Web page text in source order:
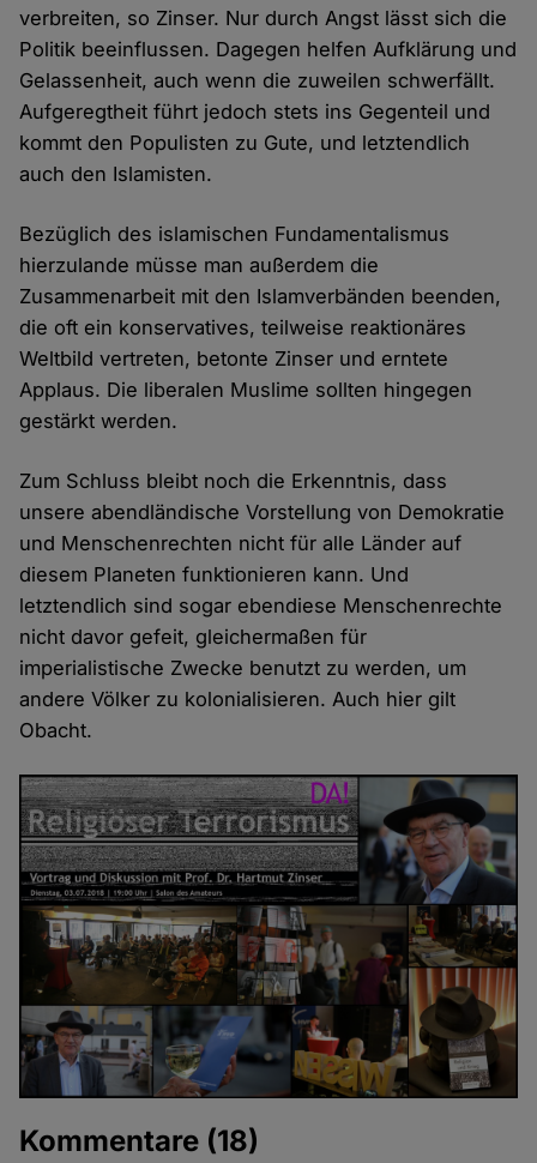
verbreiten, so Zinser. Nur durch Angst lässt sich die
Politik beeinflussen. Dagegen helfen Aufklärung und
Gelassenheit, auch wenn die zuweilen schwerfällt.
Aufgeregtheit führt jedoch stets ins Gegenteil und
kommt den Populisten zu Gute, und letztendlich
auch den Islamisten.
Bezüglich des islamischen Fundamentalismus
hierzulande müsse man außerdem die
Zusammenarbeit mit den Islamverbänden beenden,
die oft ein konservatives, teilweise reaktionäres
Weltbild vertreten, betonte Zinser und erntete
Applaus. Die liberalen Muslime sollten hingegen
gestärkt werden.
Zum Schluss bleibt noch die Erkenntnis, dass
unsere abendländische Vorstellung von Demokratie
und Menschenrechten nicht für alle Länder auf
diesem Planeten funktionieren kann. Und
letztendlich sind sogar ebendiese Menschenrechte
nicht davor gefeit, gleichermaßen für
imperialistische Zwecke benutzt zu werden, um
andere Völker zu kolonialisieren. Auch hier gilt
Obacht.
Kommentare (18)